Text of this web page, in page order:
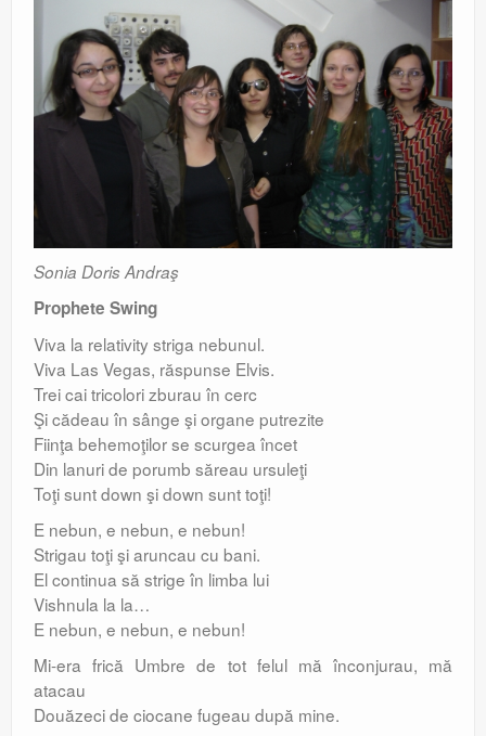
Sonia Doris Andraş
Prophete Swing
Viva la relativity striga nebunul.
Viva Las Vegas, răspunse Elvis.
Trei cai tricolori zburau în cerc
Şi cădeau în sânge şi organe putrezite
Fiinţa behemoţilor se scurgea încet
Din lanuri de porumb săreau ursuleţi
Toţi sunt down şi down sunt toţi!
E nebun, e nebun, e nebun!
Strigau toţi şi aruncau cu bani.
El continua să strige în limba lui
Vishnula la la…
E nebun, e nebun, e nebun!
Mi-era frică Umbre de tot felul mă înconjurau, mă
atacau
Douăzeci de ciocane fugeau după mine.